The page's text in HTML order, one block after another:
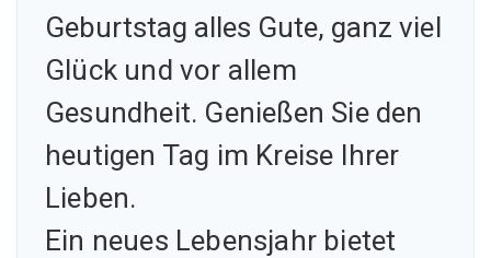
Geburtstag alles Gute, ganz viel
Glück und vor allem
Gesundheit. Genießen Sie den
heutigen Tag im Kreise Ihrer
Lieben.
Ein neues Lebensjahr bietet